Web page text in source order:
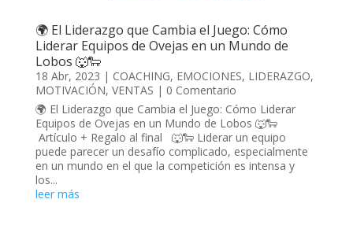
🌍 El Liderazgo que Cambia el Juego: Cómo
Liderar Equipos de Ovejas en un Mundo de
Lobos 🐺🐑
18 Abr, 2023 | COACHING, EMOCIONES, LIDERAZGO,
MOTIVACIÓN, VENTAS | 0 Comentario
🌍 El Liderazgo que Cambia el Juego: Cómo Liderar
Equipos de Ovejas en un Mundo de Lobos 🐺🐑
Artículo + Regalo al final 🐺🐑 Liderar un equipo
puede parecer un desafío complicado, especialmente
en un mundo en el que la competición es intensa y
los...
leer más